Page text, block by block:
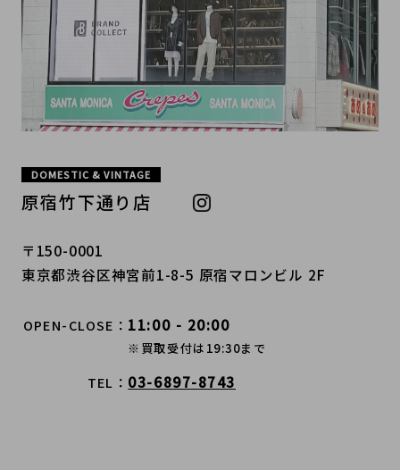
DOMESTIC & VINTAGE
原宿竹下通り店
〒150-0001
東京都渋谷区神宮前1-8-5 原宿マロンビル 2F
OPEN-CLOSE 11:00 - 20:00
※買取受付は19:30まで
TEL 03-6897-8743